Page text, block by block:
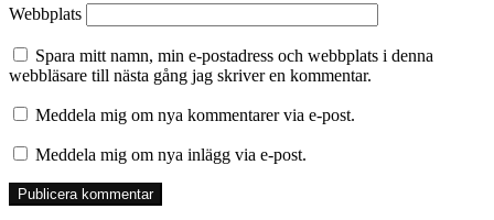
Webbplats
Spara mitt namn, min e-postadress och webbplats i denna
webbläsare till nästa gång jag skriver en kommentar.
Meddela mig om nya kommentarer via e-post.
Meddela mig om nya inlägg via e-post.